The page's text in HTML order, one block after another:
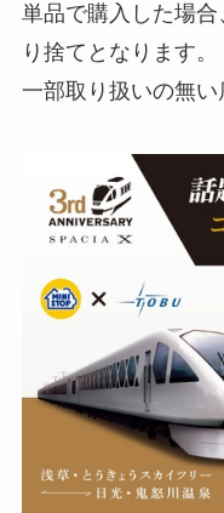
単品で購入した場
り捨てとなります。
一部取り扱いの無い